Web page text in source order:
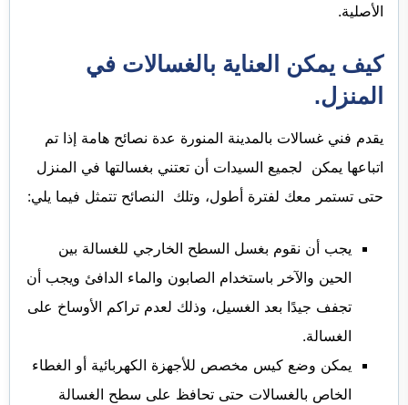
الأصلية.
كيف يمكن العناية بالغسالات في
المنزل.
يقدم فني غسالات بالمدينة المنورة عدة نصائح هامة إذا تم
اتباعها يمكن لجميع السيدات أن تعتني بغسالتها في المنزل
حتى تستمر معك لفترة أطول، وتلك النصائح تتمثل فيما يلي:
يجب أن نقوم بغسل السطح الخارجي للغسالة بين
الحين والآخر باستخدام الصابون والماء الدافئ ويجب أن
تجفف جيدًا بعد الغسيل، وذلك لعدم تراكم الأوساخ على
الغسالة.
يمكن وضع كيس مخصص للأجهزة الكهربائية أو الغطاء
الخاص بالغسالات حتى تحافظ على سطح الغسالة